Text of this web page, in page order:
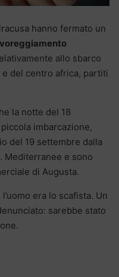
hanno fermato un
allo sbarco
del centro africa, partiti
la notte del 18
imbarcazione,
del 19 settembre dalla
Mediterranee e sono
di Augusta.
era lo scafista. Un
sarebbe stato